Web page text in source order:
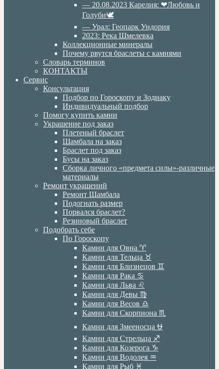
— 20.08.2023 Карелия: ❤Любовь и
Голуби🕊
— Урал: Геопарк Ундория
2023: Река Шмелевка
Коллекционные минералы
Почему рвутся браслеты с камнями
Словарь терминов
КОНТАКТЫ
Сервис
Консультация
Подбор по Гороскопу и Зодиаку
Индивидуальный подбор
Помогу купить камни
Украшение под заказ
Плетеный браслет
Шамбала на заказ
Браслет под заказ
Бусы на заказ
Сборка личного «предмета силы»-различные
материалы
Ремонт украшений
Ремонт Шамбала
Подогнать размер
Порвался браслет?
Резиновый браслет
Подобрать себе
По Гороскопу
Камни для Овна ♈️
Камни для Тельца ♉️
Камни для Близнецов ♊️
Камни для Рака ♋️
Камни для Льва ♌️
Камни для Девы ♍️
Камни для Весов ♎️
Камни для Скорпиона ♏️
Камни для Змееносца ⛎
Камни для Стрельца ♐️
Камни для Козерога ♑️
Камни для Водолея ♒️
Камни для Рыб ♓️